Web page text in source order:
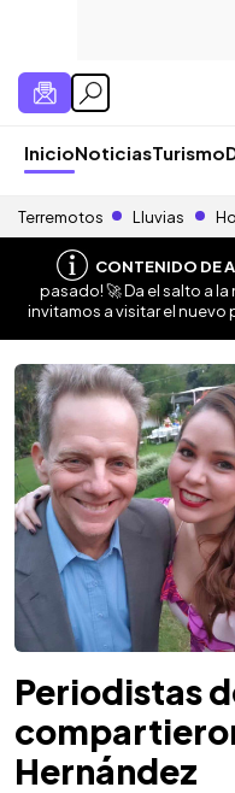
InicioNoticiasTurismo
Terremotos Lluvias
CONTENIDO DE
pasado! 🚀 Da el salto a
invitamos a visitar el
Periodistas
Hernández